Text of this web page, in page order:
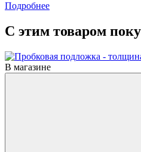
Подробнее
С этим товаром
В магазине